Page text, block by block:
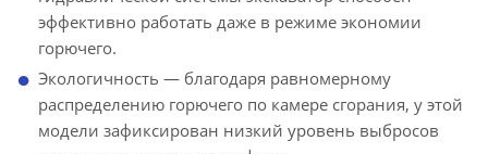
эффективно работать даже в режиме экономии
горючего.
Экологичность — благодаря равномерному
распределению горючего по камере сгорания, у этой
модели зафиксирован низкий уровень выбросов